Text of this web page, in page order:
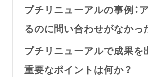
プチリニューアルの事例：
るのに問い合わせがなかっ
プチリニューアルで成果を
重要なポイントは何か？